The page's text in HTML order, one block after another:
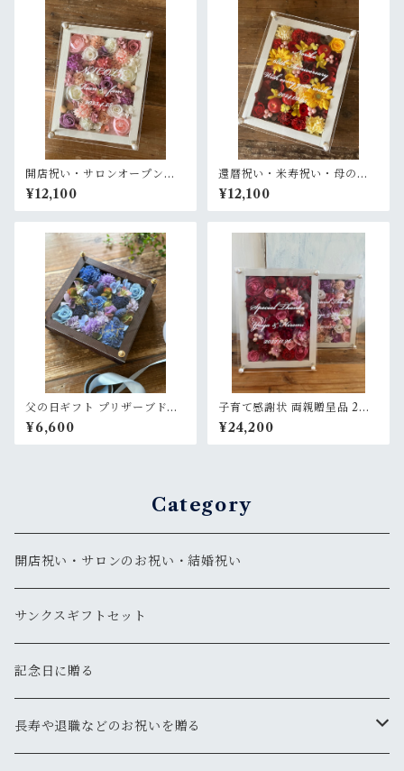
ロー〉
開店祝い・サロンオープン祝
い・周年祝い・新築祝い・結
婚祝い【名入れ】プリザーブ
ドフラワーアレンジ ウッドフ
¥12,100
還暦祝い・米寿祝い・母の日
ギフト【名入れ】プリザーブ
ドフラワーアレンジ ウッドフ
レーム 白木枠〈赤イエロー〉
¥12,100
父の日ギフト プリザーブドフ
ラワーアレンジメント【父の
日限定】ゴールド文字入れ ウ
ッドフレーム 木枠〈ブルーバ
¥6,600
子育て感謝状 両親贈呈品 2個
セット【名入れ】 プリザーブ
ドフラワーアレンジ ウッドフ
レーム 白木枠〈赤ピンク＆ピ
¥24,200
Category
開店祝い・サロンのお祝い・結婚祝い
サンクスギフトセット
記念日に贈る
長寿や退職などのお祝いを贈る